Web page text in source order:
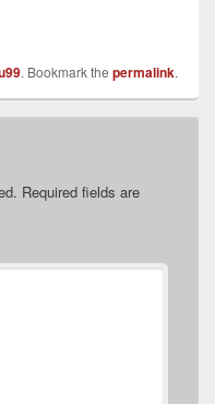
. Bookmark the permalink.
Required fields are